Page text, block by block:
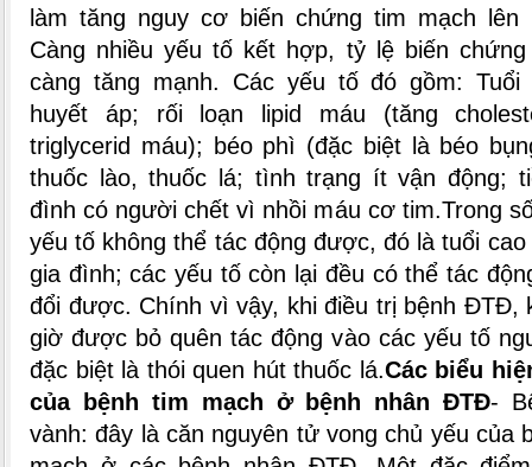
làm tăng nguy cơ biến chứng tim mạch lên
Càng nhiều yếu tố kết hợp, tỷ lệ biến
càng tăng mạnh. Các yếu tố đó gồm: Tuổi
huyết áp; rối loạn lipid máu (tăng
triglycerid máu); béo phì (đặc biệt là béo
thuốc lào, thuốc lá; tình trạng ít vận động;
đình có người chết vì nhồi máu cơ tim.Trong
yếu tố không thể tác động được, đó là tuổi
gia đình; các yếu tố còn lại đều có thể tác
đổi được. Chính vì vậy, khi điều trị bệnh ĐTĐ,
giờ được bỏ quên tác động vào các yếu tố
đặc biệt là thói quen hút thuốc lá.Các biểu
của bệnh tim mạch ở bệnh nhân ĐTĐ-
vành: đây là căn nguyên tử vong chủ yếu của